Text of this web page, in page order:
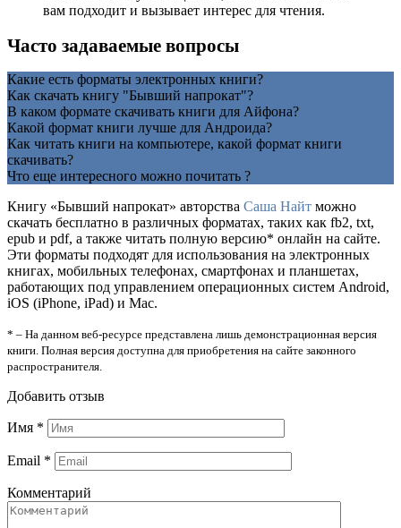
вам подходит и вызывает интерес для чтения.
Часто задаваемые вопросы
Какие есть форматы электронных книги?
Как скачать книгу "Бывший напрокат"?
В каком формате скачивать книги для Айфона?
Какой формат книги лучше для Андроида?
Как читать книги на компьютере, какой формат книги
скачивать?
Что еще интересного можно почитать ?
Книгу «Бывший напрокат» авторства Саша Найт можно
скачать бесплатно в различных форматах, таких как fb2, txt,
epub и pdf, а также читать полную версию* онлайн на сайте.
Эти форматы подходят для использования на электронных
книгах, мобильных телефонах, смартфонах и планшетах,
работающих под управлением операционных систем Android,
iOS (iPhone, iPad) и Mac.
* – На данном веб-ресурсе представлена лишь демонстрационная версия
книги. Полная версия доступна для приобретения на сайте законного
распространителя.
Добавить отзыв
Имя *
Email *
Комментарий